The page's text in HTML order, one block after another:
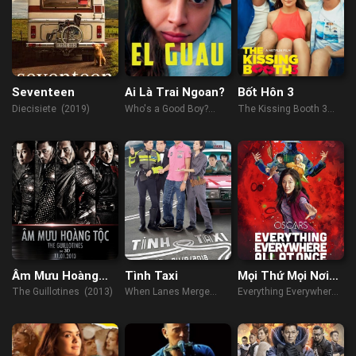
Seventeen
Diecisiete (2019)
Ai Là Trai Ngoan?
Who's a Good Boy?
Bốt Hôn 3
The Kissing Booth 3
Âm Mưu Hoàng
Tộc
The Guillotines (2013)
Tình Taxi
When Lanes Merge
Mọi Thứ Mọi Nơi
Mọi Lúc
Everything Everywhere